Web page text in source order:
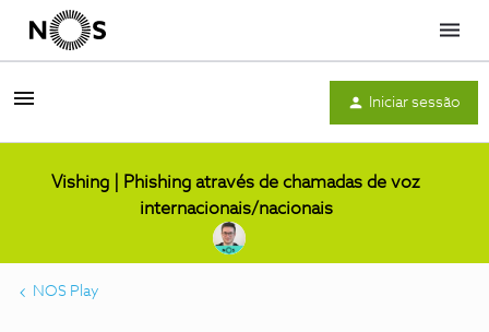
Menu
Iniciar sessão
Vishing | Phishing através de chamadas de voz
internacionais/nacionais
NOS Play